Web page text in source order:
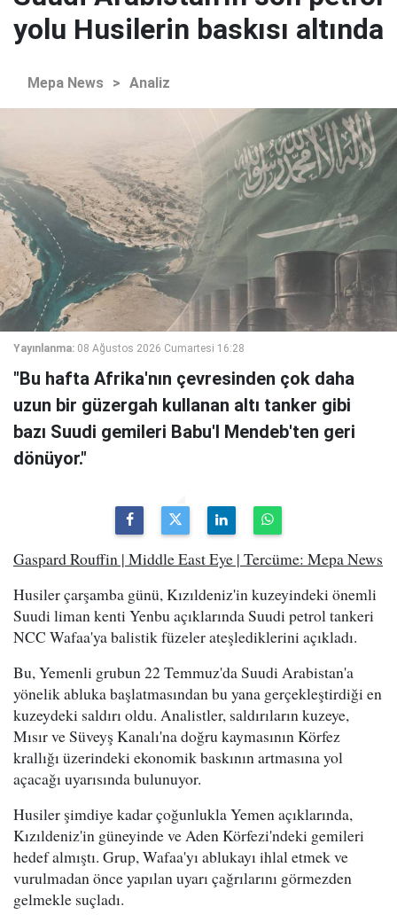
yolu Husilerin baskısı altında
Mepa News > Analiz
Yayınlanma: 08 Ağustos 2026 Cumartesi 16:28
"Bu hafta Afrika'nın çevresinden çok daha
uzun bir güzergah kullanan altı tanker gibi
bazı Suudi gemileri Babu'l Mendeb'ten geri
dönüyor."
Gaspard Rouffin | Middle East Eye | Tercüme: Mepa News
Husiler çarşamba günü, Kızıldeniz'in kuzeyindeki önemli
Suudi liman kenti Yenbu açıklarında Suudi petrol tankeri
NCC Wafaa'ya balistik füzeler ateşlediklerini açıkladı.
Bu, Yemenli grubun 22 Temmuz'da Suudi Arabistan'a
yönelik abluka başlatmasından bu yana gerçekleştirdiği en
kuzeydeki saldırı oldu. Analistler, saldırıların kuzeye,
Mısır ve Süveyş Kanalı'na doğru kaymasının Körfez
krallığı üzerindeki ekonomik baskının artmasına yol
açacağı uyarısında bulunuyor.
Husiler şimdiye kadar çoğunlukla Yemen açıklarında,
Kızıldeniz'in güneyinde ve Aden Körfezi'ndeki gemileri
hedef almıştı. Grup, Wafaa'yı ablukayı ihlal etmek ve
vurulmadan önce yapılan uyarı çağrılarını görmezden
gelmekle suçladı.